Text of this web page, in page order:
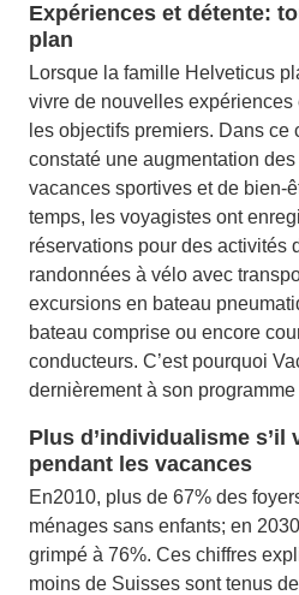
Expériences et détente:
plan
Lorsque la famille Helveticus
vivre de nouvelles expériences
les objectifs premiers. Dans ce
constaté une augmentation
vacances sportives et de bien-
temps, les voyagistes ont
réservations pour des activités
randonnées à vélo avec
excursions en bateau
bateau comprise ou encore
conducteurs. C’est pourquoi
dernièrement à son programme
Plus d’individualisme s’il
pendant les vacances
En2010, plus de 67% des
ménages sans enfants; en
grimpé à 76%. Ces chiffres
moins de Suisses sont tenus